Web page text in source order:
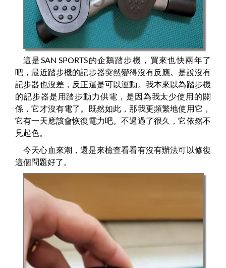
這是SAN SPORTS的企鵝踏步機，買來也快兩年了
吧，最近踏步機的記步器突然變得沒有反應。是說沒有
記步器也沒差，反正還是可以運動。我本來以為踏步機
的記步器是用踏步動力供電，是因為我太少使用的關
係，它才沒有電了。既然如此，那我更頻繁地使用它，
它有一天應該會恢復電力吧。不過過了很久，它依然不
見起色。
今天心血來潮，還是來檢查看看有沒有辦法可以修復
這個問題好了。